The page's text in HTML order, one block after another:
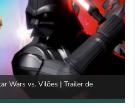
Wars vs. Vilões | Trailer de